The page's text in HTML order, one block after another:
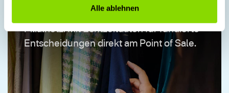
Alle ablehnen
Filialnetz. Mit Echtzeitdaten für fundierte
Entscheidungen direkt am Point of Sale.